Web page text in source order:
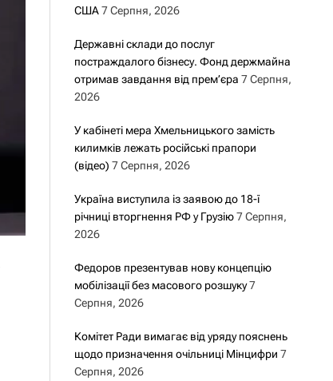
США 7 Серпня, 2026
Державні склади до послуг
постраждалого бізнесу. Фонд держмайна
отримав завдання від прем’єра 7 Серпня,
2026
У кабінеті мера Хмельницького замість
килимків лежать російські прапори
(відео) 7 Серпня, 2026
Україна виступила із заявою до 18-ї
річниці вторгнення РФ у Грузію 7 Серпня,
2026
Федоров презентував нову концепцію
мобілізації без масового розшуку 7
Серпня, 2026
Комітет Ради вимагає від уряду пояснень
щодо призначення очільниці Мінцифри 7
Серпня, 2026